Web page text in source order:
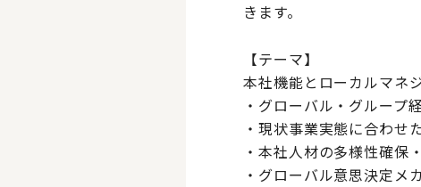
きます。
【テーマ】
本社機能とローカルマネ
・グローバル・グループ
・現状事業実態に合わせ
・本社人材の多様性確保
・グローバル意思決定メ